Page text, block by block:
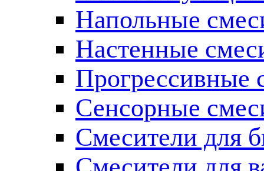
Напольные
Настенные
Прогрессивные
Сенсорные
Смесители для